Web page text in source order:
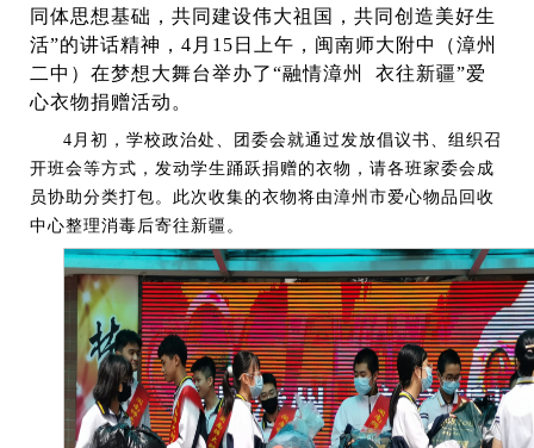
同体思想基础，共同建设伟大祖国，共同创造美好生
活”的讲话精神，4月15日上午，闽南师大附中（漳州
二中）在梦想大舞台举办了“融情漳州 衣往新疆”爱
心衣物捐赠活动。
4月初，学校政治处、团委会就通过发放倡议书、组织召
开班会等方式，发动学生踊跃捐赠的衣物，请各班家委会成
员协助分类打包。此次收集的衣物将由漳州市爱心物品回收
中心整理消毒后寄往新疆。